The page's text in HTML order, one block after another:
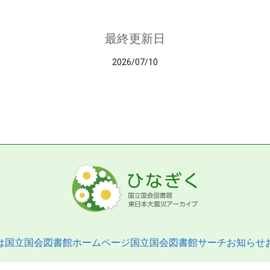
最終更新日
2026/07/10
国立国会図書館ホームページ国立国会図書館サーチお知らせ